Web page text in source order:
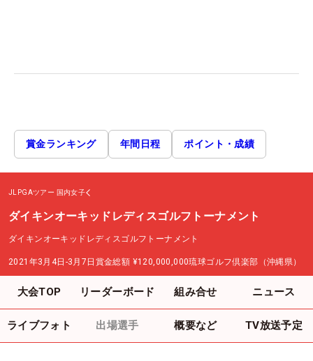
賞金ランキング 年間日程 ポイント・成績
JLPGAツアー 国内女子
ダイキンオーキッドレディスゴルフトーナメント
ダイキンオーキッドレディスゴルフトーナメント
2021年3月4日-3月7日 賞金総額 ¥120,000,000琉球ゴルフ倶楽部（沖縄県）
大会TOP リーダーボード 組み合せ ニュース
ライブフォト 出場選手 概要など TV放送予定